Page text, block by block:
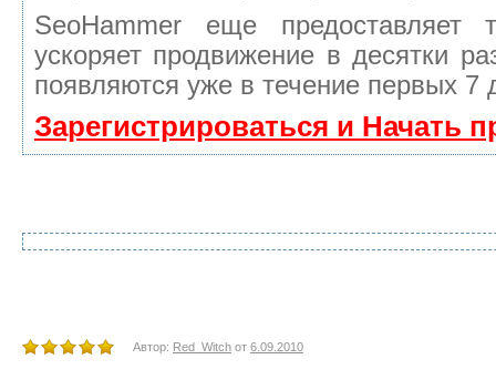
SeoHammer еще предоставляет
ускоряет продвижение в десятки
появляются уже в течение первых 7
Зарегистрироваться и Начать
Автор: Red_Witch от 6.09.2010